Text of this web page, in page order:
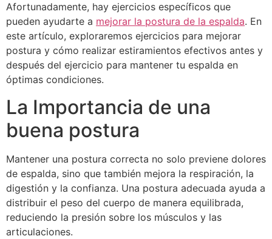
Afortunadamente, hay ejercicios específicos que
pueden ayudarte a mejorar la postura de la espalda. En
este artículo, exploraremos ejercicios para mejorar
postura y cómo realizar estiramientos efectivos antes y
después del ejercicio para mantener tu espalda en
óptimas condiciones.
La Importancia de una
buena postura
Mantener una postura correcta no solo previene dolores
de espalda, sino que también mejora la respiración, la
digestión y la confianza. Una postura adecuada ayuda a
distribuir el peso del cuerpo de manera equilibrada,
reduciendo la presión sobre los músculos y las
articulaciones.